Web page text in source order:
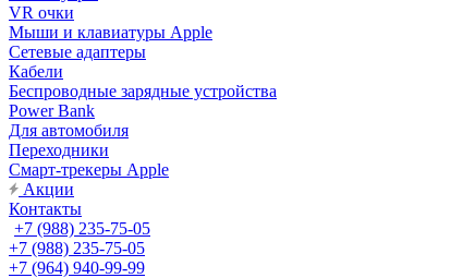
VR очки
Мыши и клавиатуры Apple
Сетевые адаптеры
Кабели
Беспроводные зарядные устройства
Power Bank
Для автомобиля
Переходники
Смарт-трекеры Apple
Акции
Контакты
+7 (988) 235-75-05
+7 (988) 235-75-05
+7 (964) 940-99-99